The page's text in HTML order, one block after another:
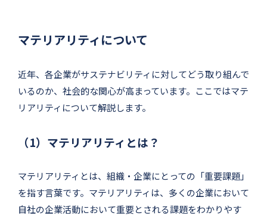
マテリアリティについて
近年、各企業がサステナビリティに対してどう取り組んで
いるのか、社会的な関心が高まっています。ここではマテ
リアリティについて解説します。
（1）マテリアリティとは？
マテリアリティとは、組織・企業にとっての「重要課題」
を指す言葉です。マテリアリティは、多くの企業において
自社の企業活動において重要とされる課題をわかりやす